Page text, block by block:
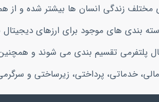
مختلف زندگی انسان ها بیشتر شده و از
های موجود برای ارزهای دیجیتال
پلتفرمی تقسیم بندی می شوند و
خدماتی، پرداختی، زیرساختی و